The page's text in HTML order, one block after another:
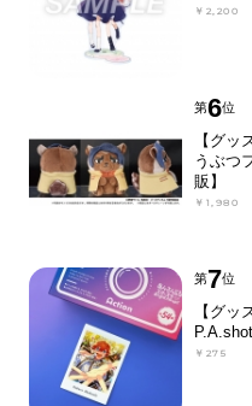
￥2,200
第6位
【グ
うぶつ
販】
￥1,980
第7位
【グッ
￥275